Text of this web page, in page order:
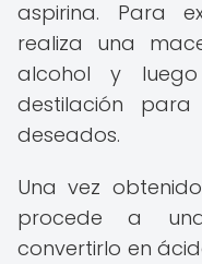
aspirina. Para
realiza una
alcohol y
destilación
deseados.
Una vez
procede a
convertirlo en